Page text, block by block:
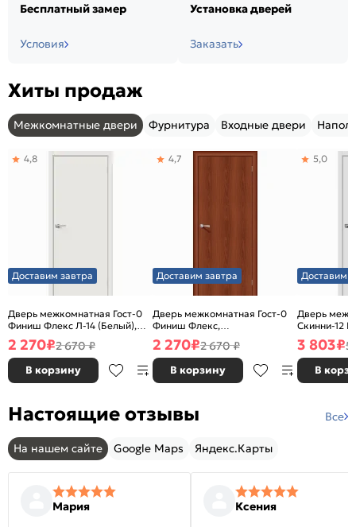
Бесплатный замер
Условия
Установка дверей
Заказать
Хиты продаж
Межкомнатные двери Фурнитура Входные двери
Доставим завтра
Дверь межкомнатная Гост-0
Финиш Флекс Л-14 (Белый),
глухая, каркасно-щитовая
4,8
2 270₽2 670 ₽
В корзину
Доставим завтра
Дверь межкомнатная Гост-0
Финиш Флекс,
Ламинированные Л-11
(ИталОрех), глухая, каркасно-
щитовая
4,7
2 270₽2 670 ₽
В корзину
Доставим
Дверь
Скинни-12
глухая,
5,0
3 803₽5
В
Настоящие отзывы Все
На нашем сайте Google Maps Яндекс.Карты
Мария Ксения